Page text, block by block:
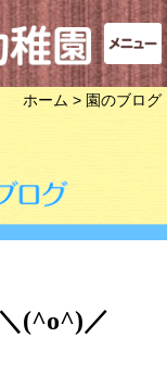
ホーム > 園のブログ
(^o^)／